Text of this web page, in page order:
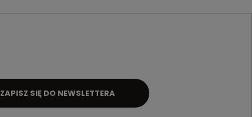
ZAPISZ SIĘ DO NEWSLETTERA